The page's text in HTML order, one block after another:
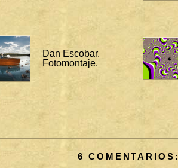
Dan Escobar.
Fotomontaje.
6 COMENTARIOS: